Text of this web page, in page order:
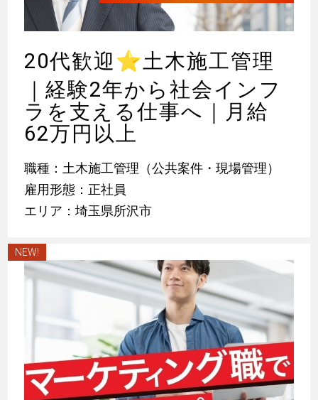
20代歓迎 ⭐土木施工管理
｜経験2年から社会インフ
ラを支える仕事へ｜月給
62万円以上
職種：土木施工管理（公共案件・現場管理）
雇用形態：正社員
エリア：埼玉県所沢市
NEW!